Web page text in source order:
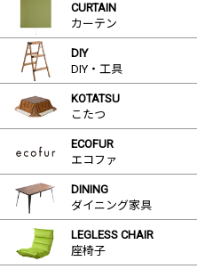
CURTAIN
カーテン
DIY
DIY・工具
KOTATSU
こたつ
ECOFUR
エコファ
DINING
ダイニング家具
LEGLESS CHAIR
座椅子